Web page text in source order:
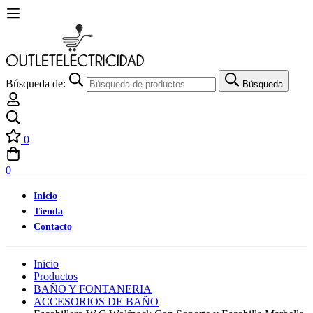
Búsqueda de: Búsqueda
0
0
Inicio
Tienda
Contacto
Inicio
Productos
BAÑO Y FONTANERIA
ACCESORIOS DE BAÑO